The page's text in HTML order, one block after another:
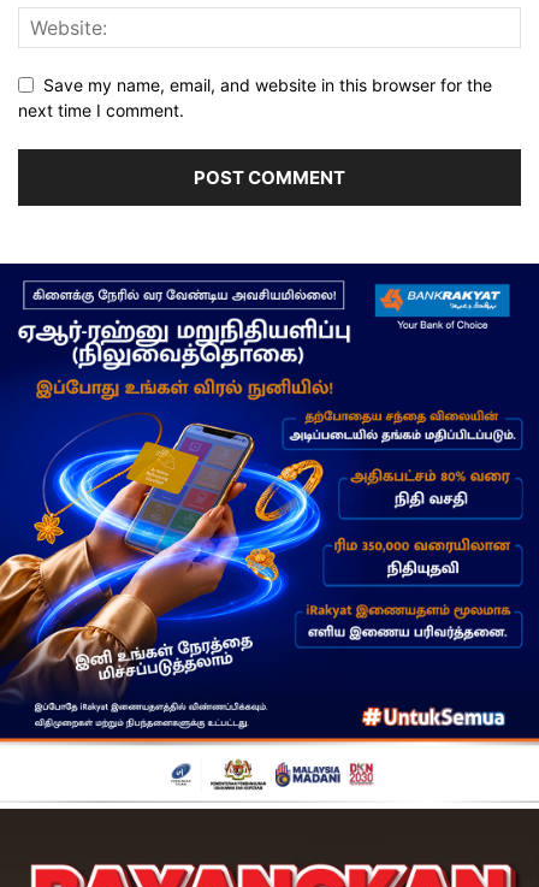
Save my name, email, and website in this browser for the
next time I comment.